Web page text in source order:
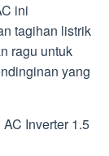
ini
tagihan listrik
ragu untuk
yang
Inverter 1.5